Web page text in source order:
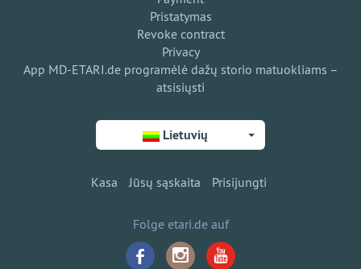
Pristatymas
Revoke contract
Privacy
App MD-ETARI.de programėlė dažų storio matuokliams –
atsisiųsti
Lietuvių
Kasa Jūsų sąskaita Prisijungti
Folge etari.de auf